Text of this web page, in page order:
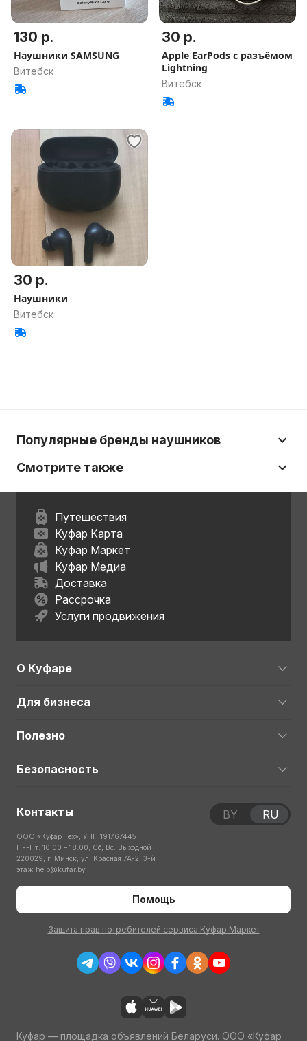
130 р.
Наушники SAMSUNG
Витебск
30 р.
Apple EarPods с разъёмом
Lightning
Витебск
30 р.
Наушники
Витебск
Популярные бренды наушников
Смотрите также
Путешествия
Куфар Карта
Куфар Маркет
Куфар Медиа
Доставка
Рассрочка
Услуги продвижения
О Куфаре
Для бизнеса
Полезно
Безопасность
Контакты
ООО «Куфар Тех», УНП 191767445
Пн-Пт: 10:00 – 18:00; Сб, Вс: Выходной
220029, г. Минск, ул. Красная 7А-2, 3-й
этаж help@kufar.by
Помощь
Защита прав потребителей сервиса Куфар Маркет
BY RU
Куфар — площадка объявлений Беларуси. ООО «Куфар